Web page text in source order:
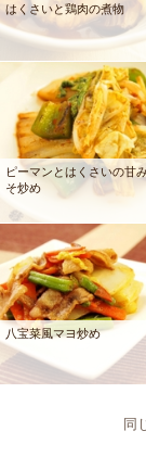
はくさいと鶏肉の煮物
ピーマンとはくさいの甘
そ炒め
八宝菜風マヨ炒め
同